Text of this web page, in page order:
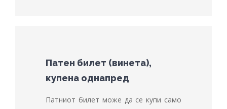
Патен билет (винета),
купена однапред
Патниот билет може да се купи само